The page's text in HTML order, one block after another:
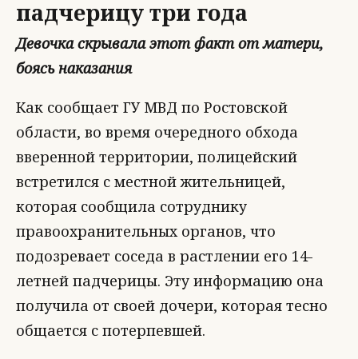
падчерицу три года
Девочка скрывала этот факт от матери,
боясь наказания
Как сообщает ГУ МВД по Ростовской
области, во время очередного обхода
вверенной территории, полицейский
встретился с местной жительницей,
которая сообщила сотруднику
правоохранительных органов, что
подозревает соседа в растлении его 14-
летней падчерицы. Эту информацию она
получила от своей дочери, которая тесно
общается с потерпевшей.